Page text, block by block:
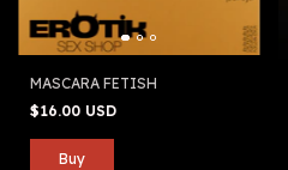
MASCARA FETISH
$16.00 USD
Buy